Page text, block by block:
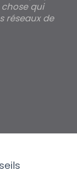
qui
réseaux de